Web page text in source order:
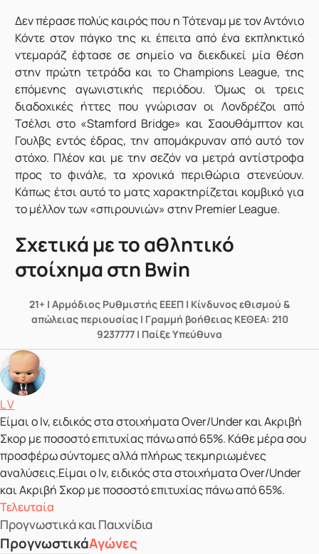
Τελευταία
Προγνωστικά και Παιχνίδια
ΠρογνωστικάΑγώνες
Δεν πέρασε πολύς καιρός που η Τότεναμ με τον Αντόνιο
Κόντε στον πάγκο της κι έπειτα από ένα εκπληκτικό
ντεμαράζ έφτασε σε σημείο να διεκδικεί μία θέση
στην πρώτη τετράδα και το Champions League, της
επόμενης αγωνιστικής περιόδου. Όμως οι τρεις
διαδοχικές ήττες που γνώρισαν οι Λονδρέζοι από
Τσέλσι στο «Stamford Bridge» και Σαουθάμπτον και
Γουλβς εντός έδρας, την απομάκρυναν από αυτό τον
στόχο. Πλέον και με την σεζόν να μετρά αντίστροφα
προς το φινάλε, τα χρονικά περιθώρια στενεύουν.
Κάπως έτσι αυτό το ματς χαρακτηρίζεται κομβικό για
το μέλλον των «σπιρουνιών» στην Premier League.
Σχετικά με το αθλητικό
στοίχημα στη Bwin
21+ | Αρμόδιος Ρυθμιστής ΕΕΕΠ | Κίνδυνος εθισμού &
απώλειας περιουσίας | Γραμμή βοήθειας ΚΕΘΕΑ: 210
9237777 | Παίξε Υπεύθυνα
Δημοσιεύτηκε από
L V
Είμαι ο lv, ειδικός στα στοιχήματα Over/Under και Ακριβή
Σκορ με ποσοστό επιτυχίας πάνω από 65%. Κάθε μέρα σου
προσφέρω σύντομες αλλά πλήρως τεκμηριωμένες
αναλύσεις.Είμαι ο lv, ειδικός στα στοιχήματα Over/Under
και Ακριβή Σκορ με ποσοστό επιτυχίας πάνω από 65%.